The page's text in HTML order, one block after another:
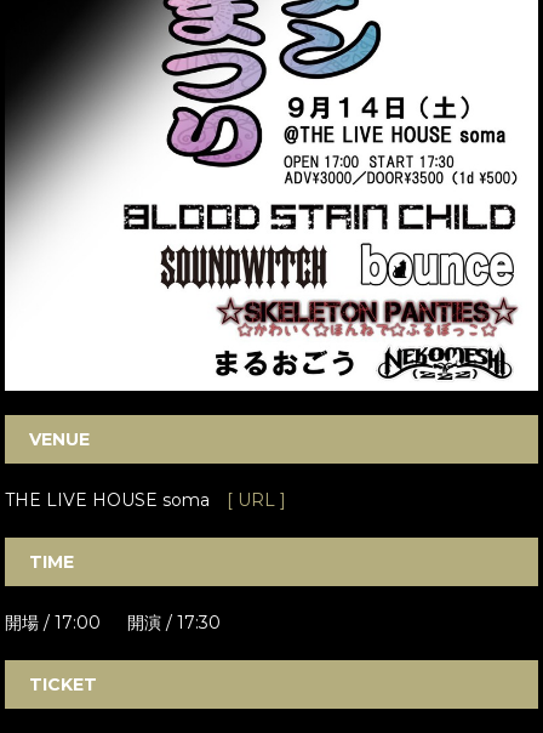
VENUE
THE LIVE HOUSE soma [ URL ]
TIME
開場 / 17:00 開演 / 17:30
TICKET